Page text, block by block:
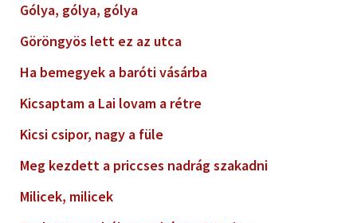
Gólya, gólya, gólya
Göröngyös lett ez az utca
Ha bemegyek a baróti vásárba
Kicsaptam a Lai lovam a rétre
Kicsi csipor, nagy a füle
Meg kezdett a priccses nadrág szakadni
Milicek, milicek